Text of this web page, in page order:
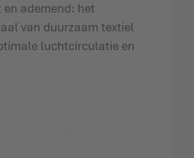
ademend: het
van duurzaam textiel
luchtcirculatie en